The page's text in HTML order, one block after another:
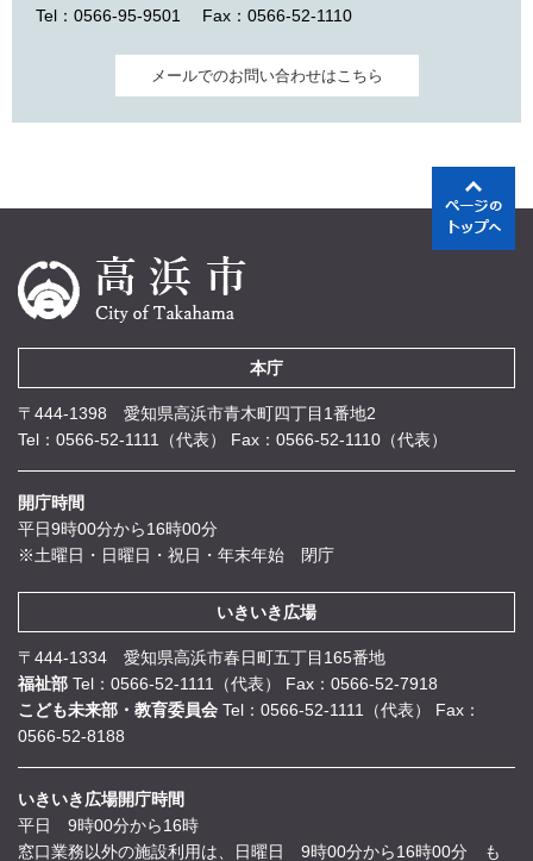
Tel：0566-95-9501
Fax：0566-52-1110
メールでのお問い合わせはこちら
本庁
〒444-1398 愛知県高浜市青木町四丁目1番地2
Tel：0566-52-1111（代表）
Fax：0566-52-1110（代表）
開庁時間
平日9時00分から16時00分
※土曜日・日曜日・祝日・年末年始 閉庁
いきいき広場
〒444-1334 愛知県高浜市春日町五丁目165番地
福祉部 Tel：0566-52-1111（代表）
Fax：0566-52-7918
こども未来部・教育委員会 Tel：0566-52-1111（代表）
Fax：
0566-52-8188
いきいき広場開庁時間
平日 9時00分から16時
窓口業務以外の施設利用は、日曜日 9時00分から16時00分 も